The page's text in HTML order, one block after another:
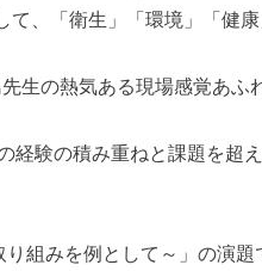
、「衛生」「環境」「健
生の熱気ある現場感覚あふ
験の積み重ねと課題を超
組みを例として～」の演題